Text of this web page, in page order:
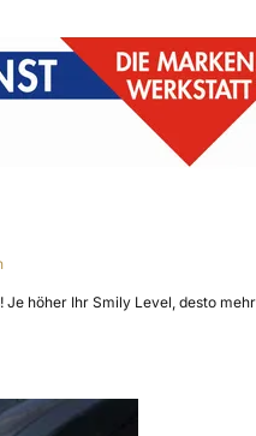
! Je höher Ihr Smily Level, desto mehr